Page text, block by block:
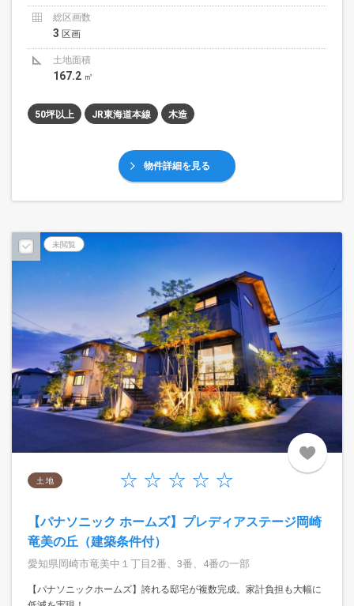
総区画数
3 区画
土地面積
167.2 ㎡
50坪以上 JR東海道本線 木造
物件詳細を見る
未閲覧
土 地
【パナソニック ホームズ】プレディアステージ岡崎
竜美の丘（建築条件付）
愛知県岡崎市竜美中１丁目2番、3番、4番の一部
【パナソニックホームズ】誇れる邸宅が複数完成。家計負担も大幅に